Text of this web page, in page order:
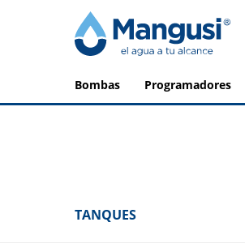
bombas programadores
TANQUES